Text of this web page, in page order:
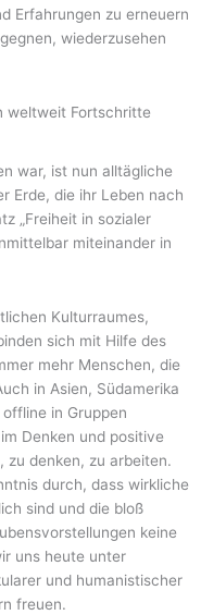
Erfahrungen zu erneuern
wiederzusehen
weltweit Fortschritte
war, ist nun alltägliche
Erde, die ihr Leben nach
„Freiheit in sozialer
miteinander in
Kulturraumes,
sich mit Hilfe des
mehr Menschen, die
in Asien, Südamerika
in Gruppen
Denken und positive
zu denken, zu arbeiten.
durch, dass wirkliche
sind und die bloß
keine
uns heute unter
und humanistischer
freuen.